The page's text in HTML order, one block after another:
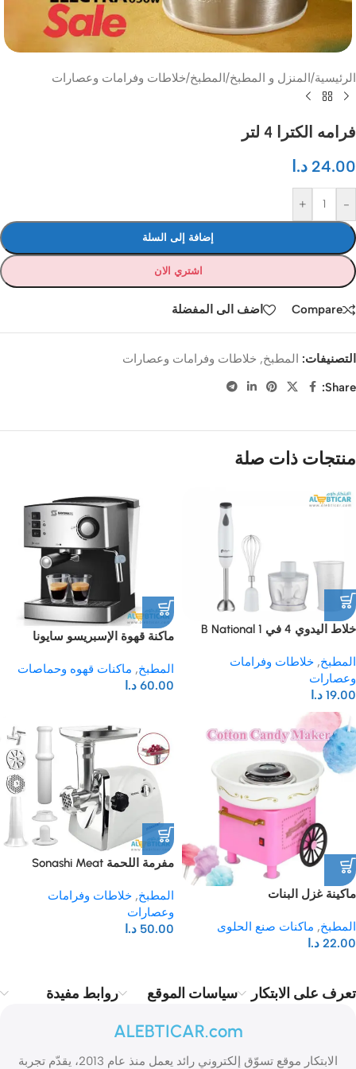
الرئيسية/المنزل و المطبخ/المطبخ/خلاطات وفرامات وعصارات
فرامه الكترا 4 لتر
24.00 د.ا
-
+
إضافة إلى السلة
اشتري الان
Compare اضف الى المفضلة
التصنيفات: المطبخ, خلاطات وفرامات وعصارات
Share:
منتجات ذات صلة
خلاط اليدوي 4 في 1 B National
المطبخ, خلاطات وفرامات
وعصارات
19.00 د.ا
ماكنة قهوة الإسبريسو سايونا
المطبخ, ماكنات قهوه وحماصات
60.00 د.ا
ماكينة غزل البنات
المطبخ, ماكنات صنع الحلوى
22.00 د.ا
مفرمة اللحمة Sonashi Meat
المطبخ, خلاطات وفرامات
وعصارات
50.00 د.ا
تعرف على الابتكار سياسات الموقع روابط مفيدة
ALEBTICAR.com
الابتكار موقع تسوّق إلكتروني رائد يعمل منذ عام 2013، يقدّم تجربة